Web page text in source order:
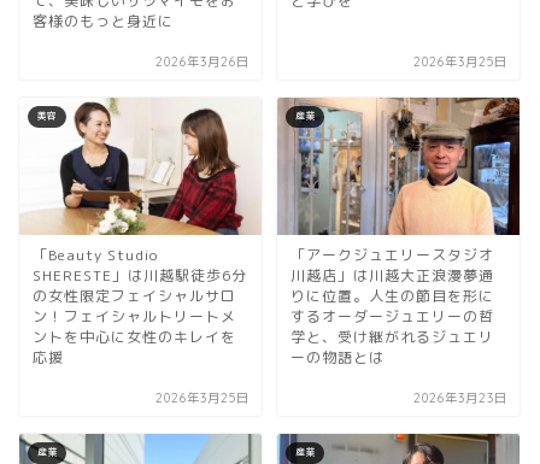
客様のもっと身近に
2026年3月26日 2026年3月25日
美容
「Beauty Studio
SHERESTE」は川越駅徒歩6分
の女性限定フェイシャルサロ
ン！フェイシャルトリートメ
ントを中心に女性のキレイを
応援
2026年3月25日
産業
「アークジュエリースタジオ
川越店」は川越大正浪漫夢通
りに位置。人生の節目を形に
するオーダージュエリーの哲
学と、受け継がれるジュエリ
ーの物語とは
2026年3月23日
産業 産業